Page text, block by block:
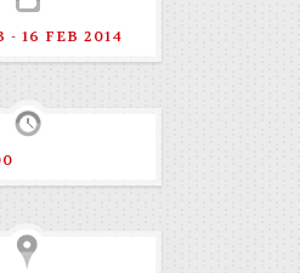
- 16 FEB 2014